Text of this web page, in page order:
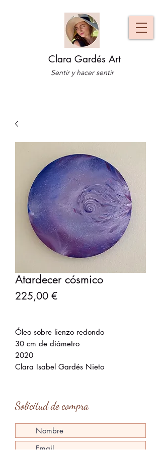
Clara Gardés Art
Sentir y hacer sentir
Atardecer cósmico
225,00 €Precio
Óleo sobre lienzo redondo
30 cm de diámetro
2020
Clara Isabel Gardés Nieto
Solicitud de compra